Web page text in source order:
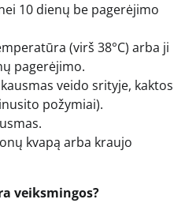
10 dienų be pagerėjimo
(virš 38°C) arba ji
pagerėjimo.
veido srityje, kaktos
požymiai).
kvapą arba kraujo
veiksmingos?